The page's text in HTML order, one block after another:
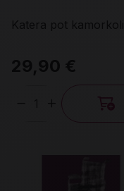
Katera pot kamorkoli
29,90 €
Količina